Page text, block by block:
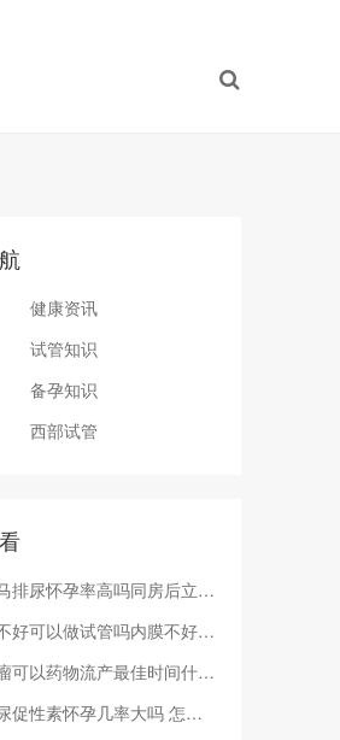
健康资讯
试管知识
备孕知识
西部试管
高吗同房后立即排尿和洗能受孕吗，怎么样才能怀孕？
好能治好吗女性子宫内膜功能不全可以怀孕吗？子宫内膜功能不全可以治疗吗？
佳时间什么时候刚刚怀孕10天怎么打掉孩子最安全 有哪些方法
素怀孕几率大吗 怎样提高怀孕几率